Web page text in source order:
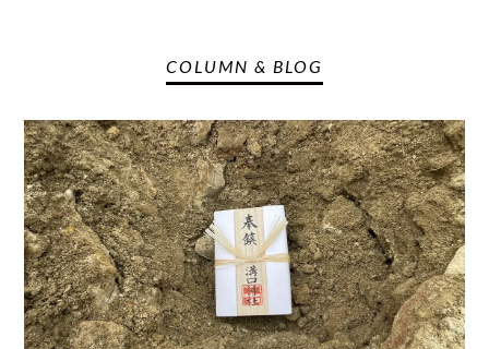
COLUMN & BLOG